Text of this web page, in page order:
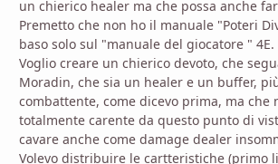
un chierico healer ma che possa anche
Premetto che non ho il manuale "Poteri
baso solo sul "manuale del giocatore " 4E.
Voglio creare un chierico devoto, che
Moradin, che sia un healer e un buffer,
combattente, come dicevo prima, ma che
totalmente carente da questo punto di
cavare anche come damage dealer
Volevo distribuire le cartteristiche (primo